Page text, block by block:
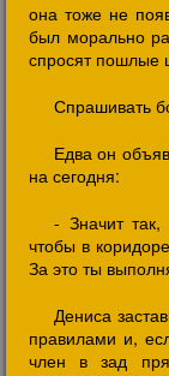
она тоже не
был морально
спросят пошлые
Спрашивать
Едва он
на сегодня:
- Значит
чтобы в
За это ты
Дениса
правилами и,
член в зад